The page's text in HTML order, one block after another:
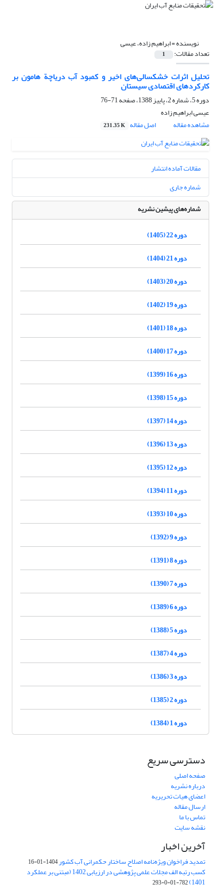
نویسنده =ابراهیم زاده، عیسی
تعداد مقالات: 1
تحلیل اثرات خشکسالی‌های اخیر و کمبود آب دریاچة هامون بر
کارکردهای اقتصادی سیستان
دوره 5، شماره 2، پاییز 1388، صفحه
71-76
عیسی ابراهیم زاده
مشاهده مقاله
اصل مقاله 231.35 K
مقالات آماده انتشار
شماره جاری
شماره‌های پیشین نشریه
دوره 22 (1405)
دوره 21 (1404)
دوره 20 (1403)
دوره 19 (1402)
دوره 18 (1401)
دوره 17 (1400)
دوره 16 (1399)
دوره 15 (1398)
دوره 14 (1397)
دوره 13 (1396)
دوره 12 (1395)
دوره 11 (1394)
دوره 10 (1393)
دوره 9 (1392)
دوره 8 (1391)
دوره 7 (1390)
دوره 6 (1389)
دوره 5 (1388)
دوره 4 (1387)
دوره 3 (1386)
دوره 2 (1385)
دوره 1 (1384)
دسترسی سریع
صفحه اصلی
درباره نشریه
اعضای هیات تحریریه
ارسال مقاله
تماس با ما
نقشه سایت
آخرین اخبار
تمدید فراخوان ویژه‌نامه اصلاح ساختار حکمرانی آب کشور1404-01-16
کسب رتبه الف مجلات علمی پژوهشی در ارزیابی 1402 (مبتنی بر عملکرد
1401)
782-01-0-293